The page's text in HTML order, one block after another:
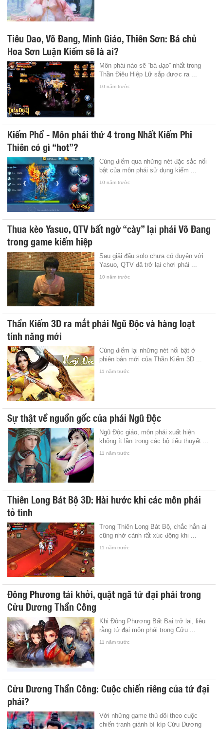
Tiêu Dao, Võ Đang, Minh Giáo, Thiên Sơn: Bá chủ
Hoa Sơn Luận Kiếm sẽ là ai?
Môn phái nào sẽ “bá đạo” nhất trong
Thần Điêu Hiệp Lữ sắp được ra ...
10 năm trước
Kiếm Phổ - Môn phái thứ 4 trong Nhất Kiếm Phi
Thiên có gì “hot”?
Cùng điểm qua những nét đặc sắc nổi
bật của môn phái sử dụng kiếm ...
10 năm trước
Thua kèo Yasuo, QTV bất ngờ “cày” lại phái Võ Đang
trong game kiếm hiệp
Sau giải đấu solo chưa có duyên với
Yasuo, QTV đã trở lại chơi phái ...
10 năm trước
Thần Kiếm 3D ra mắt phái Ngũ Độc và hàng loạt
tính năng mới
Cùng điểm lại những nét nổi bật ở
phiên bản mới của Thần Kiếm 3D ...
11 năm trước
Sự thật về nguồn gốc của phái Ngũ Độc
Ngũ Độc giáo, môn phái xuất hiện
không ít lần trong các bộ tiểu thuyết ...
11 năm trước
Thiên Long Bát Bộ 3D: Hài hước khi các môn phái
tỏ tình
Trong Thiên Long Bát Bộ, chắc hẳn ai
cũng nhớ cảnh rất xúc động khi ...
11 năm trước
Đông Phương tái khởi, quật ngã tứ đại phái trong
Cửu Dương Thần Công
Khi Đông Phương Bất Bại trở lại, liệu
rằng tứ đại môn phái trong Cửu ...
11 năm trước
Cửu Dương Thần Công: Cuộc chiến riêng của tứ đại
phái?
Với những game thủ dõi theo cuộc
chiến tranh giành bí kíp Cửu Dương